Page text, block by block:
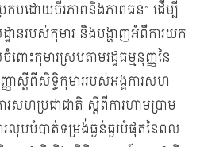
កបដោយចីរភាពនិងភាពធន់” ដើម្បី
ានរបស់កុមារ និងបង្ហាញអំពីការយក
ពោះកុមារស្របតាមរដ្ឋធម្មនុញ្ញនៃ
ាស្តីពីសិទ្ធិកុមាររបស់អង្គការសហ
សហប្រជាជាតិ ស្តីពីការហាមប្រាម
លុបបំបាត់ទម្រង់ធ្ងន់ធ្ងរបំផុតនៃពល